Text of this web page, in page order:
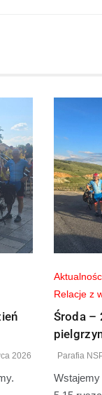
2026
Relacje z
Środa –
Parafia
Wstajemy